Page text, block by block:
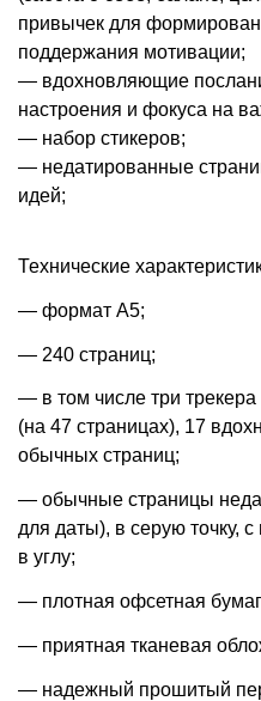
привычек для
поддержания мотивации;
— вдохновляющие
настроения и фокуса на
— набор стикеров;
— недатированные
идей;
Технические
— формат А5;
— 240 страниц;
— в том числе три трекера
(на 47 страницах), 17
обычных страниц;
— обычные страницы
для даты), в серую точку,
в углу;
— плотная офсетная
— приятная тканевая
— надежный прошитый